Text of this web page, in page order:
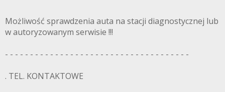
Możliwość sprawdzenia auta na stacji diagnostycznej lub
w autoryzowanym serwisie !!!
- - - - - - - - - - - - - - - - - - - - - - - - - - - - - - - - - - - - -
. TEL. KONTAKTOWE